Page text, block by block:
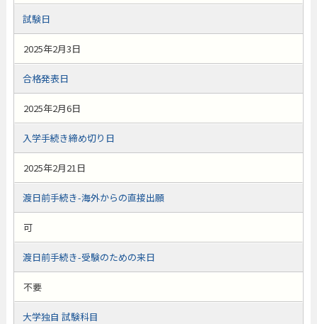
試験日
2025年2月3日
合格発表日
2025年2月6日
入学手続き締め切り日
2025年2月21日
渡日前手続き-海外からの直接出願
可
渡日前手続き-受験のための来日
不要
大学独自 試験科目